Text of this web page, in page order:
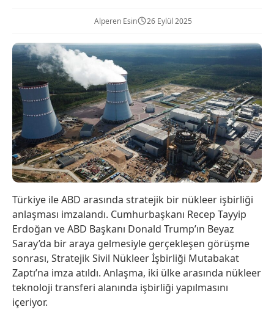
Alperen Esin 26 Eylül 2025
Türkiye ile ABD arasında stratejik bir nükleer işbirliği
anlaşması imzalandı. Cumhurbaşkanı Recep Tayyip
Erdoğan ve ABD Başkanı Donald Trump’ın Beyaz
Saray’da bir araya gelmesiyle gerçekleşen görüşme
sonrası, Stratejik Sivil Nükleer İşbirliği Mutabakat
Zaptı’na imza atıldı. Anlaşma, iki ülke arasında nükleer
teknoloji transferi alanında işbirliği yapılmasını
içeriyor.